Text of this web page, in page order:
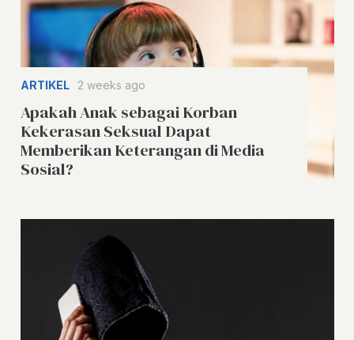
ARTIKEL 2 weeks ago
Apakah Anak sebagai Korban
Kekerasan Seksual Dapat
Memberikan Keterangan di Media
Sosial?